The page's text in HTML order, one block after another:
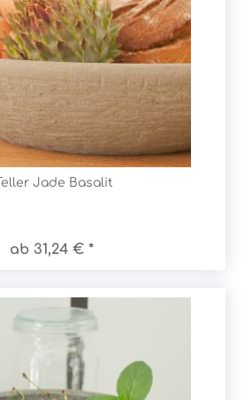
Teller Jade Basalit
ab 31,24 € *